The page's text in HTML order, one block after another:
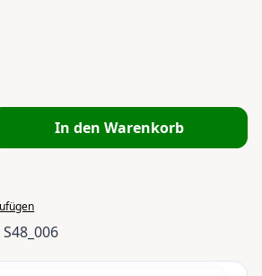
Gib den gewünschten
In den Warenkorb
S48_006